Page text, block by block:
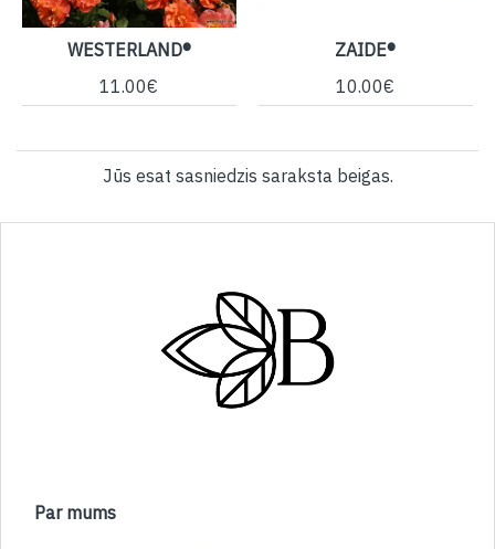
WESTERLAND®
11.00€
ZAIDE®
10.00€
Jūs esat sasniedzis saraksta beigas.
Par mums